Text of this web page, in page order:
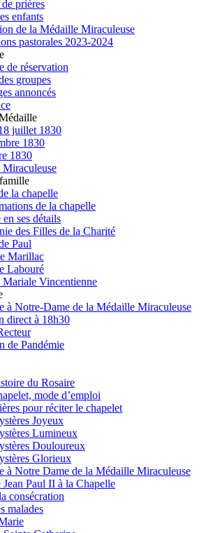
prières
enfants
de la Médaille Miraculeuse
pastorales 2023-2024
de réservation
groupes
annoncés
juillet 1830
1830
1830
la chapelle
de la chapelle
ses détails
des Filles de la Charité
Paul
Marillac
Labouré
Mariale Vincentienne
à Notre-Dame de la Médaille Miraculeuse
direct à 18h30
de Pandémie
du Rosaire
mode d’emploi
pour réciter le chapelet
Joyeux
Lumineux
Douloureux
Glorieux
à Notre Dame de la Médaille Miraculeuse
Jean Paul II à la Chapelle
consécration
malades